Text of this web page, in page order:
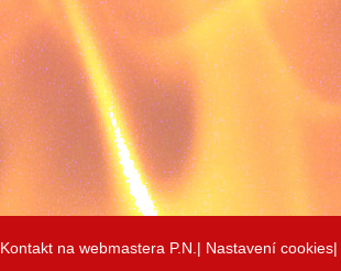
Kontakt na webmastera P.N.| Nastavení cookies|